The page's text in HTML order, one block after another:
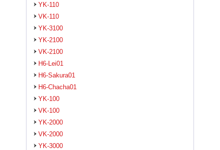
YK-110
VK-110
YK-3100
YK-2100
VK-2100
H6-Lei01
H6-Sakura01
H6-Chacha01
YK-100
VK-100
YK-2000
VK-2000
YK-3000